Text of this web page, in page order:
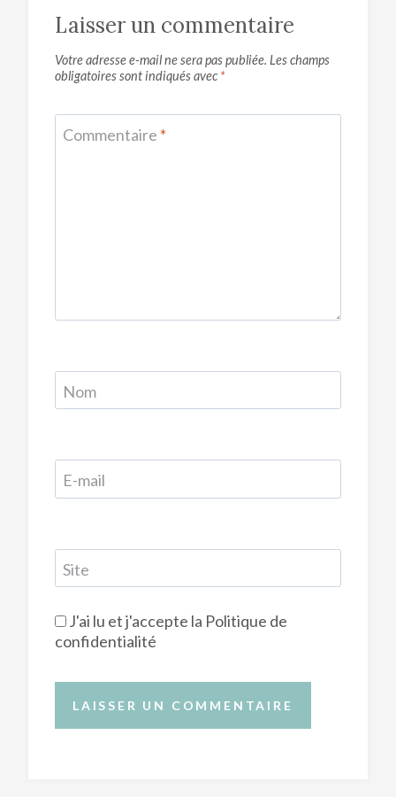
Laisser un commentaire
Votre adresse e-mail ne sera pas publiée. Les champs
obligatoires sont indiqués avec *
Commentaire *
Nom
E-mail
Site
J'ai lu et j'accepte la Politique de
confidentialité